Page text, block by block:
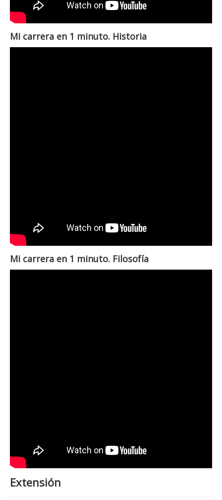
Mi carrera en 1 minuto. Historia
Mi carrera en 1 minuto. Filosofía
Extensión